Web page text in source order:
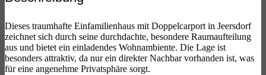
Dieses traumhafte Einfamilienhaus mit Doppelcarport in Jeersdorf
zeichnet sich durch seine durchdachte, besondere Raumaufteilung
aus und bietet ein einladendes Wohnambiente. Die Lage ist
besonders attraktiv, da nur ein direkter Nachbar vorhanden ist, was
für eine angenehme Privatsphäre sorgt.